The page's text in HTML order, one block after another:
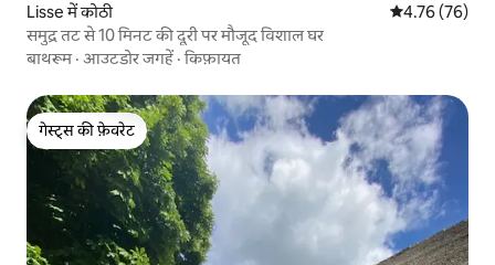
Lisse में कोठी औसत रेटिंग 5 में
4.76 (76)
समुद्र तट से 10 मिनट की दूरी पर मौजूद विशाल घर
बाथरूम· आउटडोर जगहें ·किफ़ायत
गेस्ट्स की फ़ेवरेट
गेस्ट्स की फ़ेवरेट